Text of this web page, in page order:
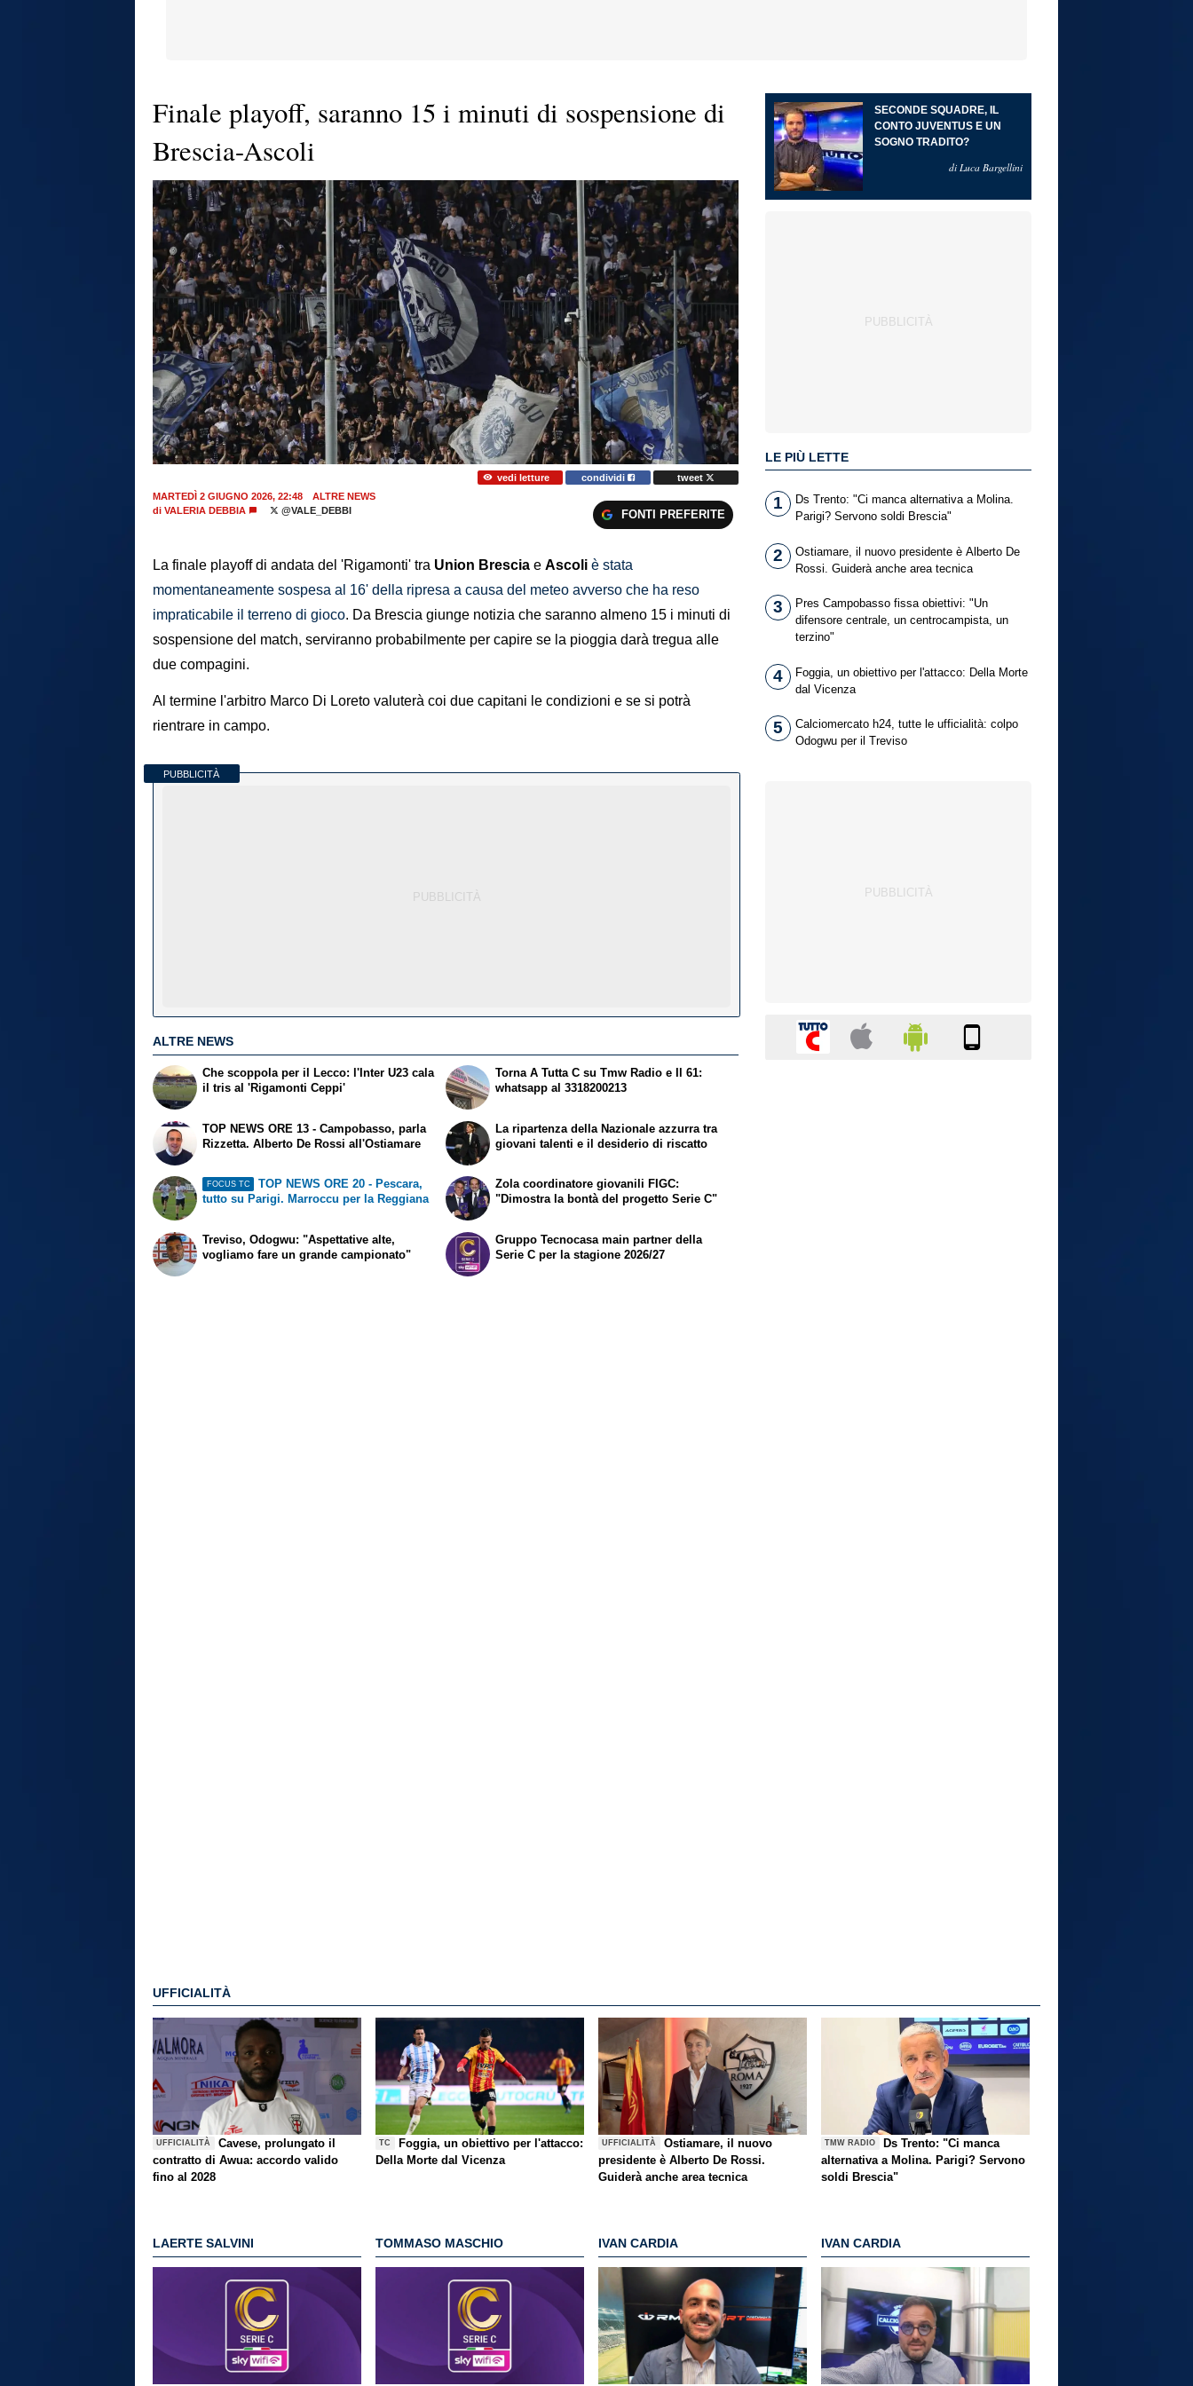
Finale playoff, saranno 15 i minuti di sospensione di
Brescia-Ascoli
vedi letture condividi
tweet
MARTEDÌ 2 GIUGNO 2026, 22:48
ALTRE NEWS
di VALERIA DEBBIA @VALE_DEBBI FONTI PREFERITE
La finale playoff di andata del 'Rigamonti' tra Union Brescia e Ascoli è stata
momentaneamente sospesa al 16' della ripresa a causa del meteo avverso che ha reso
impraticabile il terreno di gioco. Da Brescia giunge notizia che saranno almeno 15 i minuti di
sospensione del match, serviranno probabilmente per capire se la pioggia darà tregua alle
due compagini.
Al termine l'arbitro Marco Di Loreto valuterà coi due capitani le condizioni e se si potrà
rientrare in campo.
PUBBLICITÀ
ALTRE NEWS
Che scoppola per il Lecco: l'Inter U23 cala
il tris al 'Rigamonti Ceppi'
TOP NEWS ORE 13 - Campobasso, parla
Rizzetta. Alberto De Rossi all'Ostiamare
Torna A Tutta C su Tmw Radio e Il 61:
whatsapp al 3318200213
La ripartenza della Nazionale azzurra tra
giovani talenti e il desiderio di riscatto
FOCUS TC
TOP NEWS ORE 20 - Pescara,
tutto su Parigi. Marroccu per la Reggiana
Treviso, Odogwu: "Aspettative alte,
vogliamo fare un grande campionato"
Zola coordinatore giovanili FIGC:
"Dimostra la bontà del progetto Serie C"
Gruppo Tecnocasa main partner della
Serie C per la stagione 2026/27
SECONDE SQUADRE, IL
CONTO JUVENTUS E UN
SOGNO TRADITO?
di Luca Bargellini
LE PIÙ LETTE
1
Ds Trento: "Ci manca alternativa a Molina.
Parigi? Servono soldi Brescia"
2
Ostiamare, il nuovo presidente è Alberto De
Rossi. Guiderà anche area tecnica
3
Pres Campobasso fissa obiettivi: "Un
difensore centrale, un centrocampista, un
terzino"
4
Foggia, un obiettivo per l'attacco: Della Morte
dal Vicenza
5
Calciomercato h24, tutte le ufficialità: colpo
Odogwu per il Treviso
UFFICIALITÀ
UFFICIALITÀ
Cavese, prolungato il
contratto di Awua: accordo valido
fino al 2028
TC
Foggia, un obiettivo per l'attacco:
Della Morte dal Vicenza
UFFICIALITÀ
Ostiamare, il nuovo
presidente è Alberto De Rossi.
Guiderà anche area tecnica
TMW RADIO
Ds Trento: "Ci manca
alternativa a Molina. Parigi? Servono
soldi Brescia"
LAERTE SALVINI TOMMASO MASCHIO IVAN CARDIA IVAN CARDIA